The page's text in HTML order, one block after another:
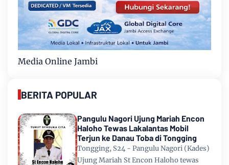
Media Online Jambi
BERITA POPULAR
Pangulu Nagori Ujung Mariah Encon
Haloho Tewas Lakalantas Mobil
Terjun ke Danau Toba di Tongging
Tongging, S24 - Pangulu Nagori (Kades)
Ujung Mariah St Encon Haloho tewas